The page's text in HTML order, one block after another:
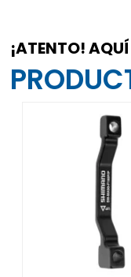
¡ATENTO!